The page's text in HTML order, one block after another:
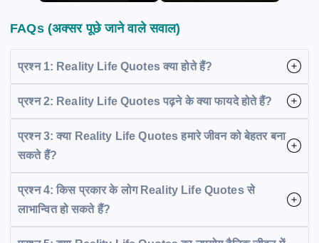
FAQs (अक्सर पूछे जाने वाले सवाल)
प्रश्न 1: Reality Life Quotes क्या होते हैं?
प्रश्न 2: Reality Life Quotes पढ़ने के क्या फायदे होते हैं?
प्रश्न 3: क्या Reality Life Quotes हमारे जीवन को बेहतर बना
सकते हैं?
प्रश्न 4: किस प्रकार के लोग Reality Life Quotes से
लाभान्वित हो सकते हैं?